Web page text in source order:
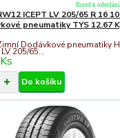
ICEPT LV 205/65 R 16
pneumatiky TYS 12.67
Dodávkové pneumatiky
205/65...
Ks
Ihned k
Do košíku